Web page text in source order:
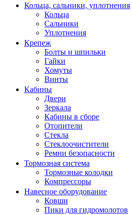
Кольца, сальники, уплотнения
Кольца
Сальники
Уплотнения
Крепеж
Болты и шпильки
Гайки
Хомуты
Винты
Кабины
Двери
Зеркала
Кабины в сборе
Отопители
Стекла
Стеклоочистители
Ремни безопасности
Тормозная система
Тормозные колодки
Компрессоры
Навесное оборудование
Ковши
Пики для гидромолотов